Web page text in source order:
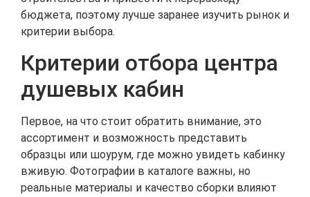
бюджета, поэтому лучше заранее изучить рынок и
критерии выбора.
Критерии отбора центра
душевых кабин
Первое, на что стоит обратить внимание, это
ассортимент и возможность представить
образцы или шоурум, где можно увидеть кабинку
вживую. Фотографии в каталоге важны, но
реальные материалы и качество сборки влияют